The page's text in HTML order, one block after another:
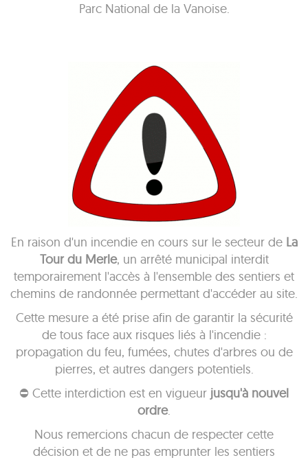
Parc National de la Vanoise.
En raison d'un incendie en cours sur le secteur de La
Tour du Merle, un arrêté municipal interdit
temporairement l'accès à l'ensemble des sentiers et
chemins de randonnée permettant d'accéder au site.
Cette mesure a été prise afin de garantir la sécurité
de tous face aux risques liés à l'incendie :
propagation du feu, fumées, chutes d'arbres ou de
pierres, et autres dangers potentiels.
⛔ Cette interdiction est en vigueur jusqu'à nouvel
ordre.
Nous remercions chacun de respecter cette
décision et de ne pas emprunter les sentiers